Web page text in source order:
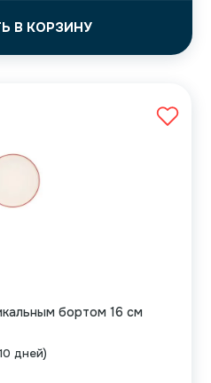
В КОРЗИНУ
дней)
бортом 16 см